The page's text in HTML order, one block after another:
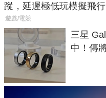
蹤，延遲極低玩模擬飛
遊戲/電競
三星
中！傳